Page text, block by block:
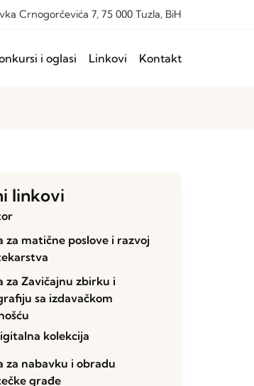
Crnogorčevića 7, 75 000 Tuzla, BiH
i oglasi Linkovi Kontakt
linkovi
za matične poslove i razvoj
za Zavičajnu zbirku i
sa izdavačkom
kolekcija
za nabavku i obradu
građe